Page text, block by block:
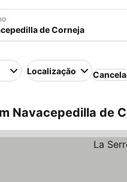
Localização
Navacepedilla de